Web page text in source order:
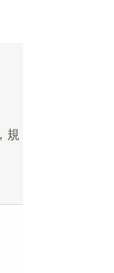
規